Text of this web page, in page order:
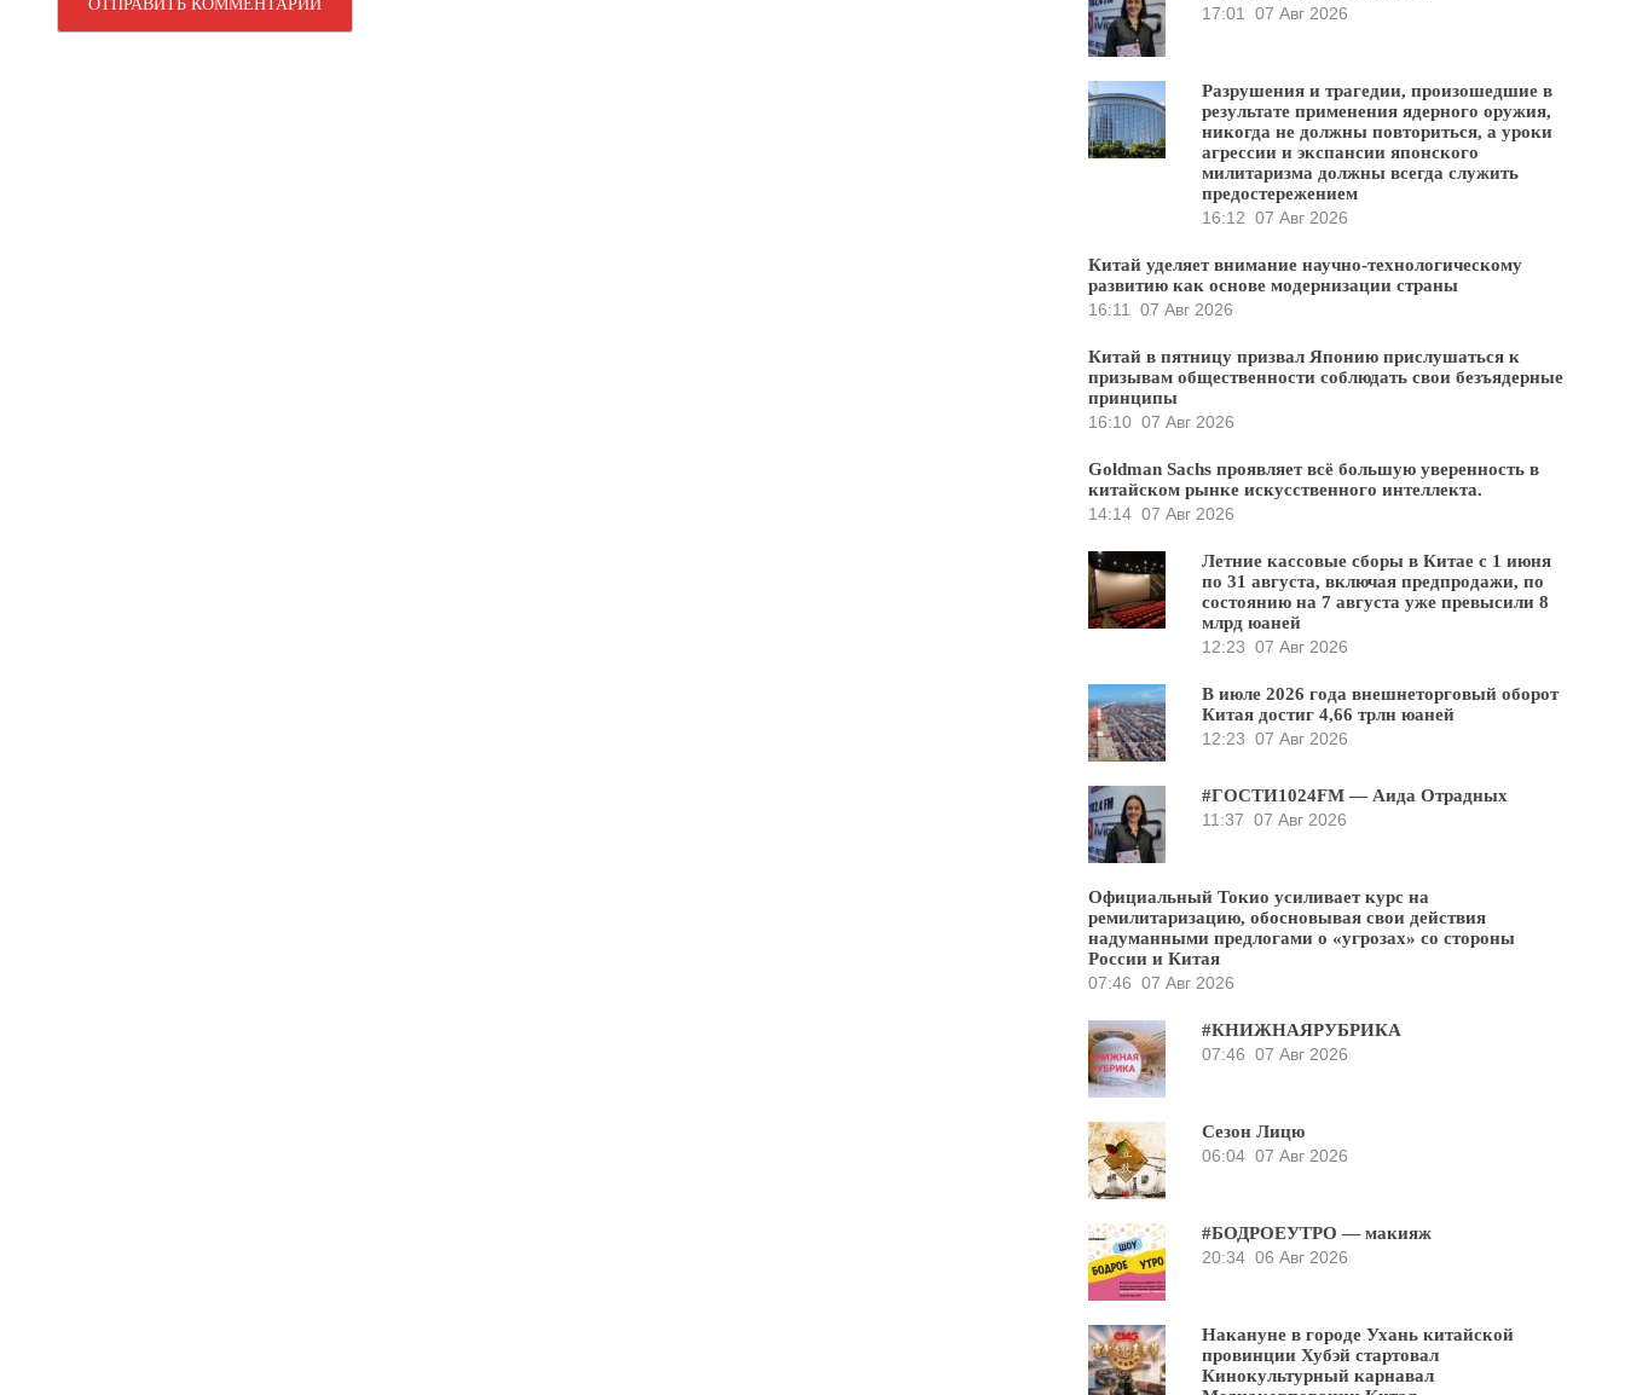
17:01
07 Авг 2026
Разрушения и трагедии, произошедшие в
результате применения ядерного оружия,
никогда не должны повториться, а уроки
агрессии и экспансии японского
милитаризма должны всегда служить
предостережением
16:12 07 Авг 2026
Китай уделяет внимание научно-технологическому
развитию как основе модернизации страны
16:11
07 Авг 2026
Китай в пятницу призвал Японию прислушаться к
призывам общественности соблюдать свои безъядерные
принципы
16:10 07 Авг 2026
Goldman Sachs проявляет всё большую уверенность в
китайском рынке искусственного интеллекта.
14:14 07 Авг 2026
Летние кассовые сборы в Китае с 1 июня
по 31 августа, включая предпродажи, по
состоянию на 7 августа уже превысили 8
млрд юаней
12:23 07 Авг 2026
В июле 2026 года внешнеторговый оборот
Китая достиг 4,66 трлн юаней
12:23 07 Авг 2026
#ГОСТИ1024FM — Аида Отрадных
11:37 07 Авг 2026
Официальный Токио усиливает курс на
ремилитаризацию, обосновывая свои действия
надуманными предлогами о «угрозах» со стороны
России и Китая
07:46 07 Авг 2026
#КНИЖНАЯРУБРИКА
07:46 07 Авг 2026
Сезон Лицю
06:04 07 Авг 2026
#БОДРОЕУТРО — макияж
20:34 06 Авг 2026
Накануне в городе Ухань китайской
провинции Хубэй стартовал
Кинокультурный карнавал